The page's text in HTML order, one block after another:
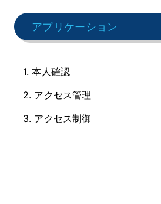
アプリケーション
1. 本人確認
2. アクセス管理
3. アクセス制御